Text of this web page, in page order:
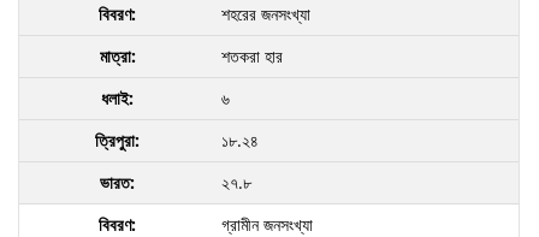
শহরের জনসংখ্যা
শতকরা হার
৬
১৮.২৪
২৭.৮
গ্রামীন জনসংখ্যা